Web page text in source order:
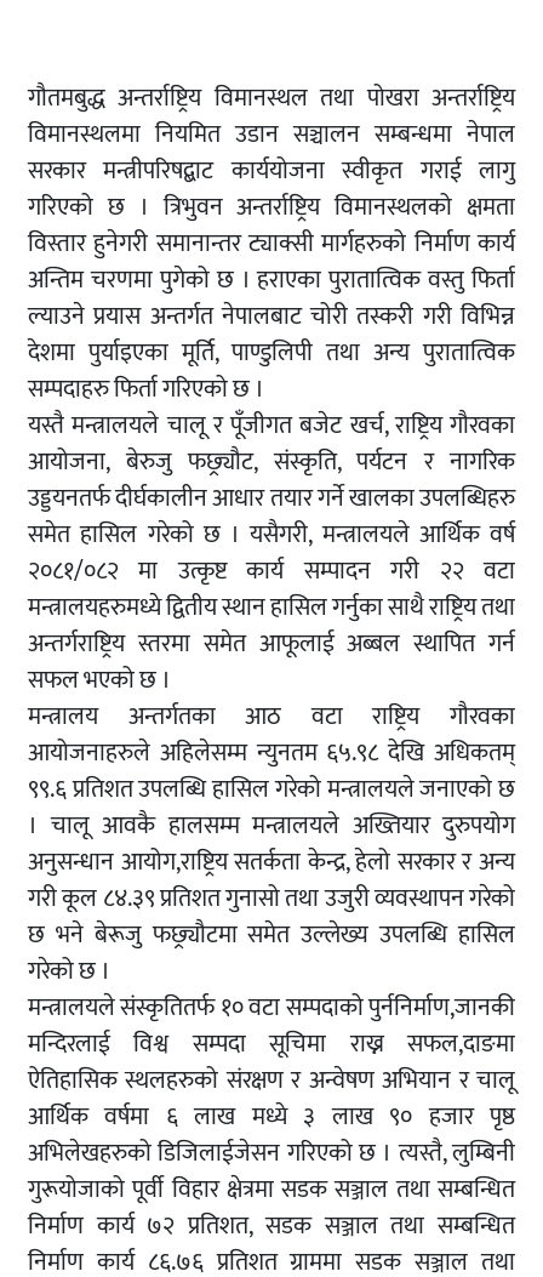
गौतमबुद्ध अन्तर्राष्ट्रिय विमानस्थल तथा पोखरा अन्तर्राष्ट्रिय
विमानस्थलमा नियमित उडान सञ्चालन सम्बन्धमा नेपाल
सरकार मन्त्रीपरिषद्बाट कार्ययोजना स्वीकृत गराई लागु
गरिएको छ । त्रिभुवन अन्तर्राष्ट्रिय विमानस्थलको क्षमता
विस्तार हुनेगरी समानान्तर ट्याक्सी मार्गहरुको निर्माण कार्य
अन्तिम चरणमा पुगेको छ । हराएका पुरातात्विक वस्तु फिर्ता
ल्याउने प्रयास अन्तर्गत नेपालबाट चोरी तस्करी गरी विभिन्न
देशमा पुर्याइएका मूर्ति, पाण्डुलिपी तथा अन्य पुरातात्विक
सम्पदाहरु फिर्ता गरिएको छ ।
यस्तै मन्त्रालयले चालू र पूँजीगत बजेट खर्च, राष्ट्रिय गौरवका
आयोजना, बेरुजु फछ्र्यौट, संस्कृति, पर्यटन र नागरिक
उड्डयनतर्फ दीर्घकालीन आधार तयार गर्ने खालका उपलब्धिहरु
समेत हासिल गरेको छ । यसैगरी, मन्त्रालयले आर्थिक वर्ष
२०८१/०८२ मा उत्कृष्ट कार्य सम्पादन गरी २२ वटा
मन्त्रालयहरुमध्ये द्वितीय स्थान हासिल गर्नुका साथै राष्ट्रिय तथा
अन्तर्गराष्ट्रिय स्तरमा समेत आफूलाई अब्बल स्थापित गर्न
सफल भएको छ ।
मन्त्रालय अन्तर्गतका आठ वटा राष्ट्रिय गौरवका
आयोजनाहरुले अहिलेसम्म न्युनतम ६५.९८ देखि अधिकतम्
९९.६ प्रतिशत उपलब्धि हासिल गरेको मन्त्रालयले जनाएको छ
। चालू आवकै हालसम्म मन्त्रालयले अख्तियार दुरुपयोग
अनुसन्धान आयोग,राष्ट्रिय सतर्कता केन्द्र, हेलो सरकार र अन्य
गरी कूल ८४.३९ प्रतिशत गुनासो तथा उजुरी व्यवस्थापन गरेको
छ भने बेरूजु फछ्र्यौटमा समेत उल्लेख्य उपलब्धि हासिल
गरेको छ ।
मन्त्रालयले संस्कृतितर्फ १० वटा सम्पदाको पुर्ननिर्माण,जानकी
मन्दिरलाई विश्व सम्पदा सूचिमा राख्न सफल,दाङमा
ऐतिहासिक स्थलहरुको संरक्षण र अन्वेषण अभियान र चालू
आर्थिक वर्षमा ६ लाख मध्ये ३ लाख ९० हजार पृष्ठ
अभिलेखहरुको डिजिलाईजेसन गरिएको छ । त्यस्तै, लुम्बिनी
गुरूयोजाको पूर्वी विहार क्षेत्रमा सडक सञ्जाल तथा सम्बन्धित
निर्माण कार्य ७२ प्रतिशत, सडक सञ्जाल तथा सम्बन्धित
निर्माण कार्य ८६.७६ प्रतिशत ग्राममा सडक सञ्जाल तथा